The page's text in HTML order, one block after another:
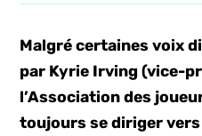
Malgré certaines voix
par Kyrie Irving (vice-
l’Association des
toujours se diriger